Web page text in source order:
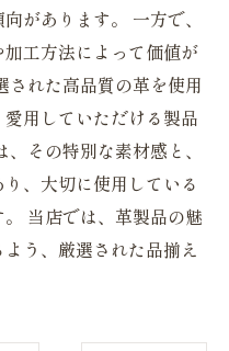
があります。 一方で、
工方法によって価値が
された高品質の革を使用
用していただける製品
その特別な素材感と、
、大切に使用している
当店では、革製品の魅
う、厳選された品揃え